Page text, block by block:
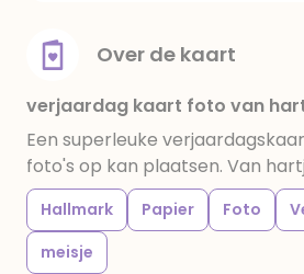
Over de kaart
verjaardag kaart foto van
Een superleuke
foto's op kan plaatsen. Van
Hallmark Papier Foto
meisje